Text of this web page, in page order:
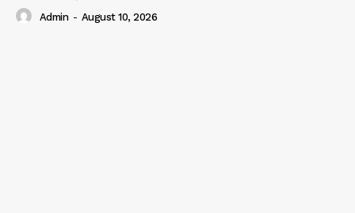
Admin - August 10, 2026